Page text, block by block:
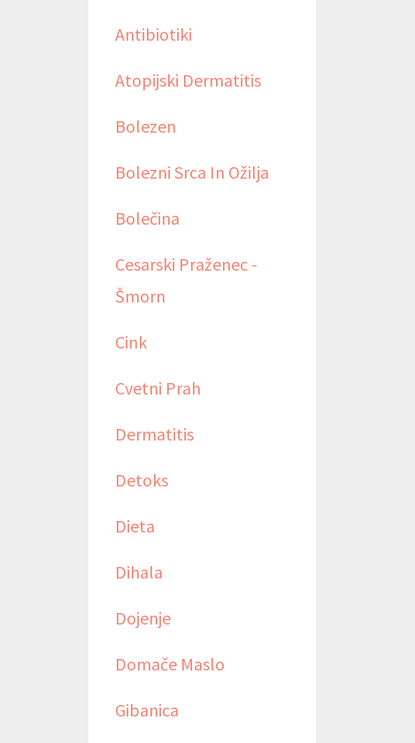
Antibiotiki
Atopijski Dermatitis
Bolezen
Bolezni Srca In Ožilja
Bolečina
Cesarski Praženec -
Šmorn
Cink
Cvetni Prah
Dermatitis
Detoks
Dieta
Dihala
Dojenje
Domače Maslo
Gibanica